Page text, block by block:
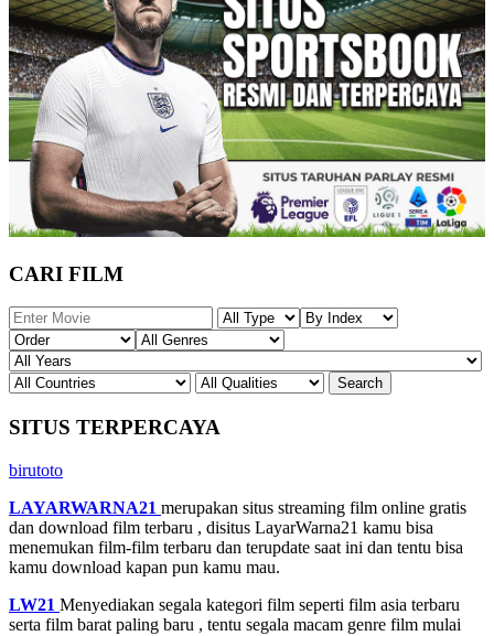
CARI FILM
SITUS TERPERCAYA
birutoto
LAYARWARNA21 merupakan situs streaming film online gratis
dan download film terbaru , disitus LayarWarna21 kamu bisa
menemukan film-film terbaru dan terupdate saat ini dan tentu bisa
kamu download kapan pun kamu mau.
LW21 Menyediakan segala kategori film seperti film asia terbaru
serta film barat paling baru , tentu segala macam genre film mulai